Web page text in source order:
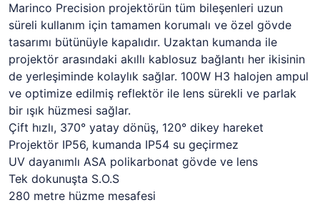
Marinco Precision projektörün tüm bileşenleri uzun
süreli kullanım için tamamen korumalı ve özel gövde
tasarımı bütünüyle kapalıdır. Uzaktan kumanda ile
projektör arasındaki akıllı kablosuz bağlantı her ikisinin
de yerleşiminde kolaylık sağlar. 100W H3 halojen ampul
ve optimize edilmiş reflektör ile lens sürekli ve parlak
bir ışık hüzmesi sağlar.
Çift hızlı, 370° yatay dönüş, 120° dikey hareket
Projektör IP56, kumanda IP54 su geçirmez
UV dayanımlı ASA polikarbonat gövde ve lens
Tek dokunuşta S.O.S
280 metre hüzme mesafesi